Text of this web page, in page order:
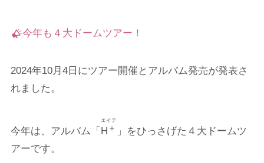
今年も４大ドームツアー！
2024年10月4日にツアー開催とアルバム発売が発表さ
れました。
今年は、アルバム「 H ＋
エイチ
」をひっさげた４大ドームツ
アーです。